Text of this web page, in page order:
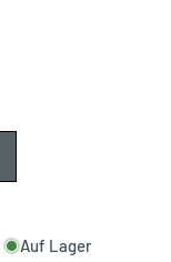
Auf Lager